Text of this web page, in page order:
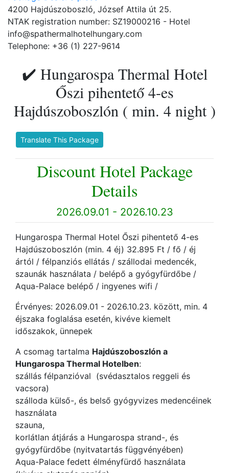
4200 Hajdúszoboszló, József Attila út 25.
NTAK registration number: SZ19000216 - Hotel
info@spathermalhotelhungary.com
Telephone: +36 (1) 227-9614
✔️ Hungarospa Thermal Hotel
Őszi pihentető 4-es
Hajdúszoboszlón ( min. 4 night )
Translate This Package
Discount Hotel Package
Details
2026.09.01 - 2026.10.23
Hungarospa Thermal Hotel Őszi pihentető 4-es
Hajdúszoboszlón (min. 4 éj) 32.895 Ft / fő / éj
ártól / félpanziós ellátás / szállodai medencék,
szaunák használata / belépő a gyógyfürdőbe /
Aqua-Palace belépő / ingyenes wifi /
Érvényes: 2026.09.01 - 2026.10.23. között, min. 4
éjszaka foglalása esetén, kivéve kiemelt
időszakok, ünnepek
A csomag tartalma Hajdúszoboszlón a
Hungarospa Thermal Hotelben:
szállás félpanzióval (svédasztalos reggeli és
vacsora)
szálloda külső-, és belső gyógyvizes medencéinek
használata
szauna,
korlátlan átjárás a Hungarospa strand-, és
gyógyfürdőbe (nyitvatartás függvényében)
Aqua-Palace fedett élményfürdő használata